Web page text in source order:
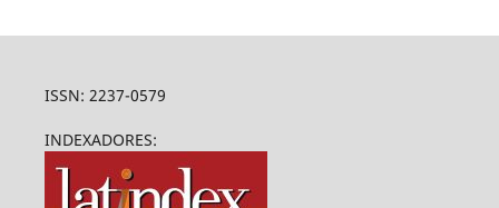
ISSN: 2237-0579
INDEXADORES: